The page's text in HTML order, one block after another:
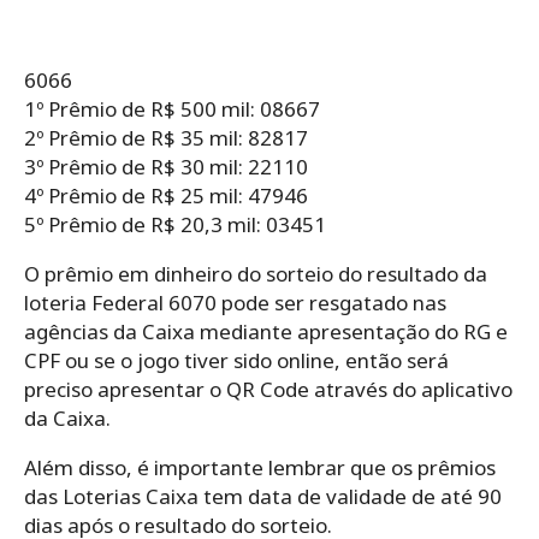
6066
1º Prêmio de R$ 500 mil: 08667
2º Prêmio de R$ 35 mil: 82817
3º Prêmio de R$ 30 mil: 22110
4º Prêmio de R$ 25 mil: 47946
5º Prêmio de R$ 20,3 mil: 03451
O prêmio em dinheiro do sorteio do resultado da
loteria Federal 6070 pode ser resgatado nas
agências da Caixa mediante apresentação do RG e
CPF ou se o jogo tiver sido online, então será
preciso apresentar o QR Code através do aplicativo
da Caixa.
Além disso, é importante lembrar que os prêmios
das Loterias Caixa tem data de validade de até 90
dias após o resultado do sorteio.